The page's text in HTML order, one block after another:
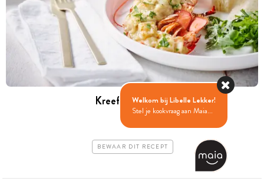
Kreeft thermidor
BEWAAR DIT RECEPT
Welkom bij Libelle Lekker!
Stel je kookvraag aan Maia...